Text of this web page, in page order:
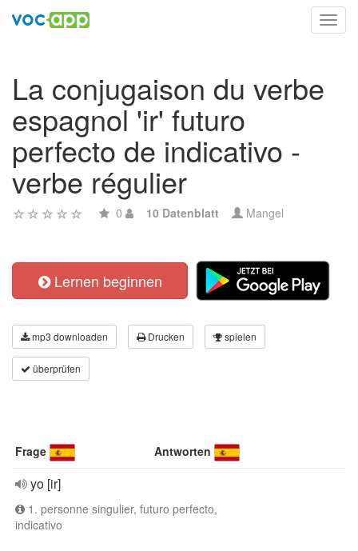
La conjugaison du verbe
espagnol 'ir' futuro
perfecto de indicativo -
verbe régulier
0 10 Datenblatt Mangel
Lernen beginnen
mp3 downloaden Drucken spielen
überprüfen
Frage Antworten
yo [ir]
1. personne singulier, futuro perfecto,
indicativo